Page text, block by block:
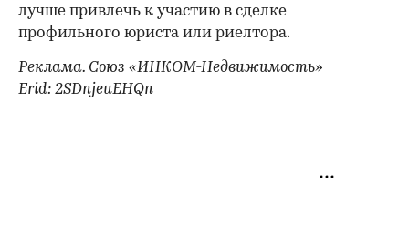
лучше привлечь к участию в сделке
профильного юриста или риелтора.
Реклама. Союз «ИНКОМ-Недвижимость»
Erid: 2SDnjeuEHQn